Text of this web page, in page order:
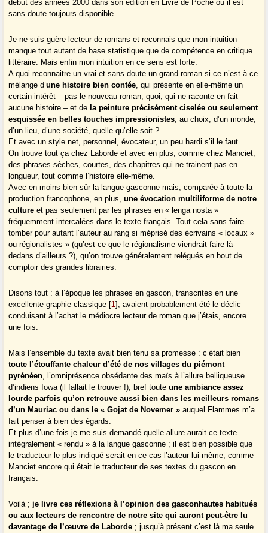
début des années 2000 dans son édition en Livre de Poche où il est
sans doute toujours disponible.
Je ne suis guère lecteur de romans et reconnais que mon intuition
manque tout autant de base statistique que de compétence en critique
littéraire. Mais enfin mon intuition en ce sens est forte.
A quoi reconnaitre un vrai et sans doute un grand roman si ce n’est à ce
mélange d’une histoire bien contée, qui présente en elle-même un
certain intérêt – pas le nouveau roman, quoi, qui ne raconte en fait
aucune histoire – et de la peinture précisément ciselée ou seulement
esquissée en belles touches impressionistes, au choix, d’un monde,
d’un lieu, d’une société, quelle qu’elle soit ?
Et avec un style net, personnel, évocateur, un peu hardi s’il le faut.
On trouve tout ça chez Laborde et avec en plus, comme chez Manciet,
des phrases sèches, courtes, des chapitres qui ne trainent pas en
longueur, tout comme l’histoire elle-même.
Avec en moins bien sûr la langue gasconne mais, comparée à toute la
production francophone, en plus, une évocation multiliforme de notre
culture et pas seulement par les phrases en « lenga nosta »
fréquemment intercalées dans le texte français. Tout cela sans faire
tomber pour autant l’auteur au rang si méprisé des écrivains « locaux »
ou régionalistes » (qu’est-ce que le régionalisme viendrait faire là-
dedans d’ailleurs ?), qu’on trouve généralement relégués en bout de
comptoir des grandes librairies.
Disons tout : à l’époque les phrases en gascon, transcrites en une
excellente graphie classique [1] , avaient probablement été le déclic
conduisant à l’achat le médiocre lecteur de roman que j’étais, encore
une fois.
Mais l’ensemble du texte avait bien tenu sa promesse : c’était bien
toute l’étouffante chaleur d’été de nos villages du piémont
pyrénéen, l’omniprésence obsédante des maïs à l’allure belliqueuse
d’indiens Iowa (il fallait le trouver !), bref touteune ambiance assez
lourde parfois qu’on retrouve aussi bien dans les meilleurs romans
d’un Mauriac ou dans le « Gojat de Novemer » auquel Flammes m’a
fait penser à bien des égards.
Et plus d’une fois je me suis demandé quelle allure aurait ce texte
intégralement « rendu » à la langue gasconne ; il est bien possible que
le traducteur le plus indiqué serait en ce cas l’auteur lui-même, comme
Manciet encore qui était le traducteur de ses textes du gascon en
français.
Voilà ; je livre ces réflexions à l’opinion des gasconhautes habitués
ou aux lecteurs de rencontre de notre site qui auront peut-être lu
davantage de l’œuvre de Laborde ; jusqu’à présent c’est là ma seule